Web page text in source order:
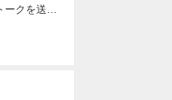
クを送信